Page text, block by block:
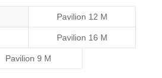
Pavilion 12 M
Pavilion 16 M
Pavilion 9 M